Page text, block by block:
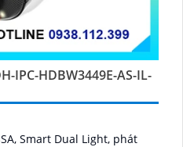
IPC-HDBW3449E-AS-IL-
Smart Dual Light, phát